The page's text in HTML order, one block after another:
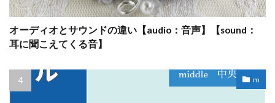
オーディオとサウンドの違い【audio：音声】【sound：
耳に聞こえてくる音】
m